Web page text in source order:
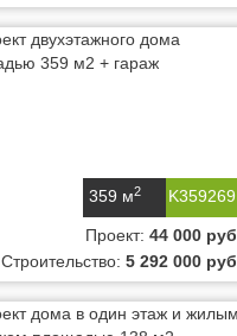
K359269
359 м2
Проект: 44 000 руб
Строительство: 5 292 000 руб